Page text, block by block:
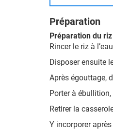
Préparation
Préparation du
Rincer le riz à
Disposer ensuite
Après égouttage,
Porter à
Retirer la
Y incorporer